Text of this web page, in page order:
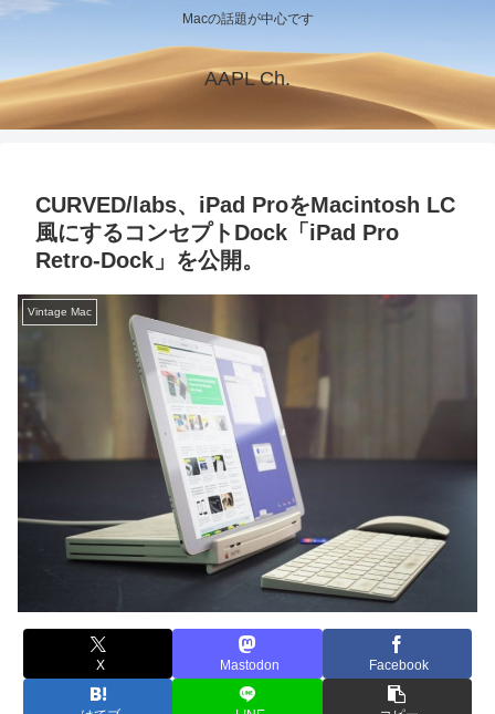
Macの話題が中心です
AAPL Ch.
CURVED/labs、iPad ProをMacintosh LC
風にするコンセプトDock「iPad Pro
Retro-Dock」を公開。
Vintage Mac
X Mastodon Facebook